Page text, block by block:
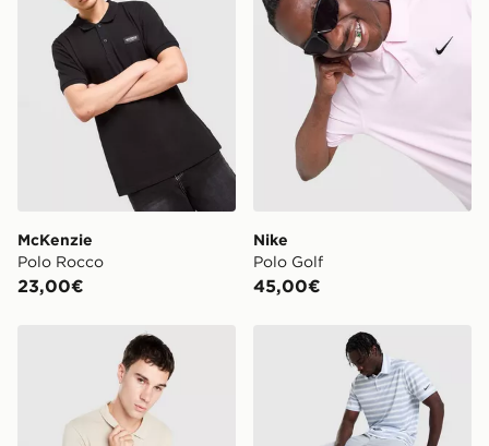
McKenzie
Polo Rocco
23,00€
Nike
Polo Golf
45,00€
McKenzie Polo Rocco Nike Polo Golf